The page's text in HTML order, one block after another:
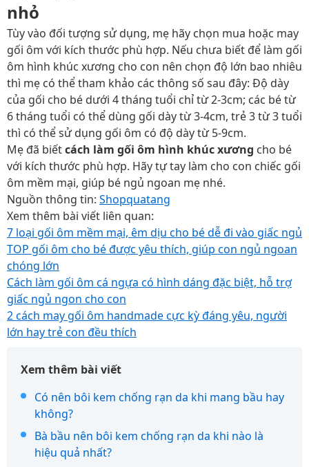
nhỏ
Tùy vào đối tượng sử dụng, mẹ hãy chọn mua hoặc may
gối ôm với kích thước phù hợp. Nếu chưa biết để làm gối
ôm hình khúc xương cho con nên chọn độ lớn bao nhiêu
thì mẹ có thể tham khảo các thông số sau đây: Độ dày
của gối cho bé dưới 4 tháng tuổi chỉ từ 2-3cm; các bé từ
6 tháng tuổi có thể dùng gối dày từ 3-4cm, trẻ 3 từ 3 tuổi
thì có thể sử dụng gối ôm có độ dày từ 5-9cm.
Mẹ đã biếtcách làm gối ôm hình khúc xương cho bé
với kích thước phù hợp. Hãy tự tay làm cho con chiếc gối
ôm mềm mại, giúp bé ngủ ngoan mẹ nhé.
Nguồn thông tin: Shopquatang
Xem thêm bài viết liên quan:
7 loại gối ôm mềm mại, êm dịu cho bé dễ đi vào giấc ngủ
TOP gối ôm cho bé được yêu thích, giúp con ngủ ngoan
chóng lớn
Cách làm gối ôm cá ngựa có hình dáng đặc biệt, hỗ trợ
giấc ngủ ngon cho con
2 cách may gối ôm handmade cực kỳ đáng yêu, người
lớn hay trẻ con đều thích
Xem thêm bài viết
Có nên bôi kem chống rạn da khi mang bầu hay
không?
Bà bầu nên bôi kem chống rạn da khi nào là
hiệu quả nhất?